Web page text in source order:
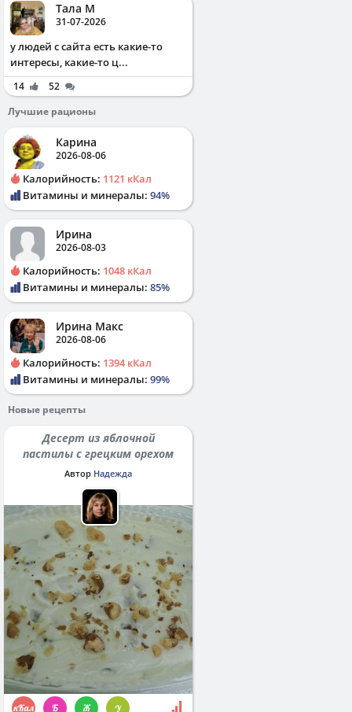
Тала М
31-07-2026
у людей с сайта есть какие-то
интересы, какие-то ц...
14
52
Лучшие рационы
Карина
2026-08-06
Калорийность: 1121 кКал
Витамины и минералы: 94%
Ирина
2026-08-03
Калорийность: 1048 кКал
Витамины и минералы: 85%
Ирина Макс
2026-08-06
Калорийность: 1394 кКал
Витамины и минералы: 99%
Новые рецепты
Десерт из яблочной
пастилы с грецким орехом
Автор Надежда